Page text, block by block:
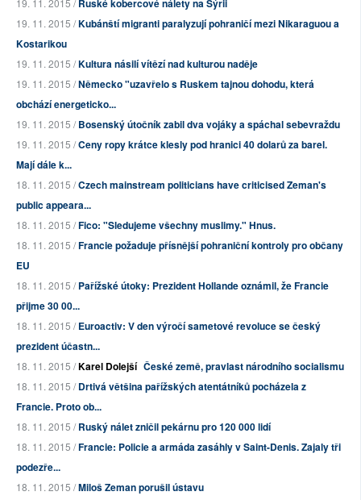
19. 11. 2015 /Ruské kobercové nálety na Sýrii
19. 11. 2015 /Kubánští migranti paralyzují pohraničí mezi Nikaraguou a
Kostarikou
19. 11. 2015 /Kultura násilí vítězí nad kulturou naděje
19. 11. 2015 /Německo "uzavřelo s Ruskem tajnou dohodu, která
obchází energeticko...
19. 11. 2015 /Bosenský útočník zabil dva vojáky a spáchal sebevraždu
19. 11. 2015 /Ceny ropy krátce klesly pod hranici 40 dolarů za barel.
Mají dále k...
18. 11. 2015 /Czech mainstream politicians have criticised Zeman's
public appeara...
18. 11. 2015 /Fico: "Sledujeme všechny muslimy." Hnus.
18. 11. 2015 /Francie požaduje přísnější pohraniční kontroly pro občany
EU
18. 11. 2015 /Pařížské útoky: Prezident Hollande oznámil, že Francie
přijme 30 00...
18. 11. 2015 /Euroactiv: V den výročí sametové revoluce se český
prezident účastn...
18. 11. 2015 /Karel Dolejší České země, pravlast národního socialismu
18. 11. 2015 /Drtivá většina pařížských atentátníků pocházela z
Francie. Proto ob...
18. 11. 2015 /Ruský nálet zničil pekárnu pro 120 000 lidí
18. 11. 2015 /Francie: Policie a armáda zasáhly v Saint-Denis. Zajaly tři
podezře...
18. 11. 2015 /Miloš Zeman porušil ústavu